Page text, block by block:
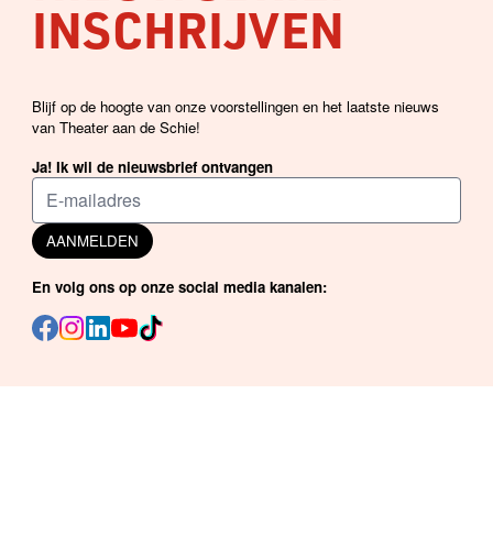
INSCHRIJVEN
Blijf op de hoogte van onze voorstellingen en het laatste nieuws
van Theater aan de Schie!
Ja! Ik wil de nieuwsbrief ontvangen
AANMELDEN
En volg ons op onze social media kanalen: